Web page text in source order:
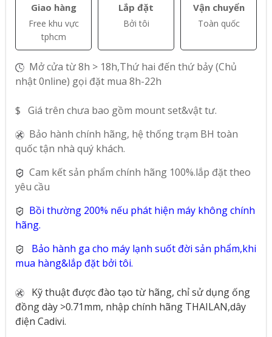
Giao hàng
Free khu vực
tphcm
Lắp đặt
Bởi tôi
Vận chuyển
Toàn quốc
Mở cửa từ 8h > 18h,Thứ hai đến thứ bảy (Chủ
nhật 0nline) gọi đặt mua 8h-22h
$ Giá trên chưa bao gồm mount set&vật tư.
Bảo hành chính hãng, hệ thống trạm BH toàn
quốc tận nhà quý khách.
Cam kết sản phẩm chính hãng 100%.lắp đặt theo
yêu cầu
Bồi thường 200% nếu phát hiện máy không chính
hãng.
Bảo hành ga cho máy lạnh suốt đời sản phẩm,khi
mua hàng&lắp đặt bởi tôi.
Kỹ thuật được đào tạo từ hãng, chỉ sử dụng ống
đồng dày >0.71mm, nhập chính hãng THAILAN,dây
điện Cadivi.